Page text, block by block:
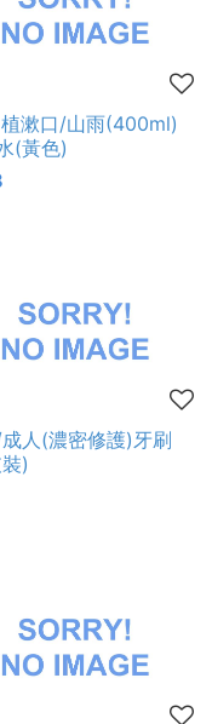
漱口/山雨(400ml)
(黃色)
人(濃密修護)牙刷
)